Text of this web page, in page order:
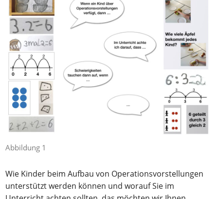
Abbildung 1
Wie Kinder beim Aufbau von Operationsvorstellungen
unterstützt werden können und worauf Sie im